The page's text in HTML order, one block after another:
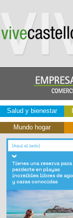
Salud y bienestar
Mundo hogar